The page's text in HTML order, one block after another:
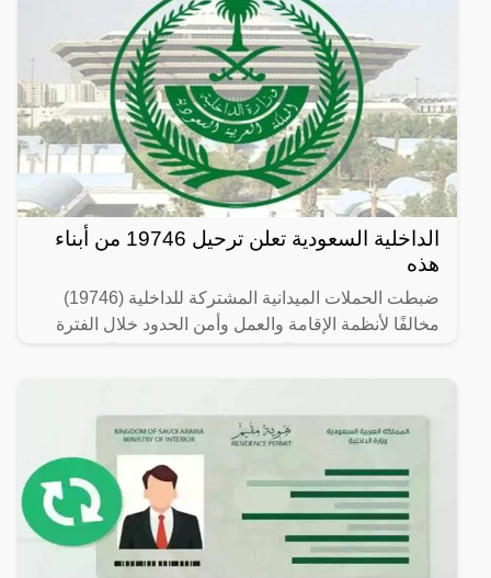
الداخلية السعودية تعلن ترحيل 19746 من أبناء
هذه
ضبطت الحملات الميدانية المشتركة للداخلية (19746)
مخالفًا لأنظمة الإقامة والعمل وأمن الحدود خلال الفترة